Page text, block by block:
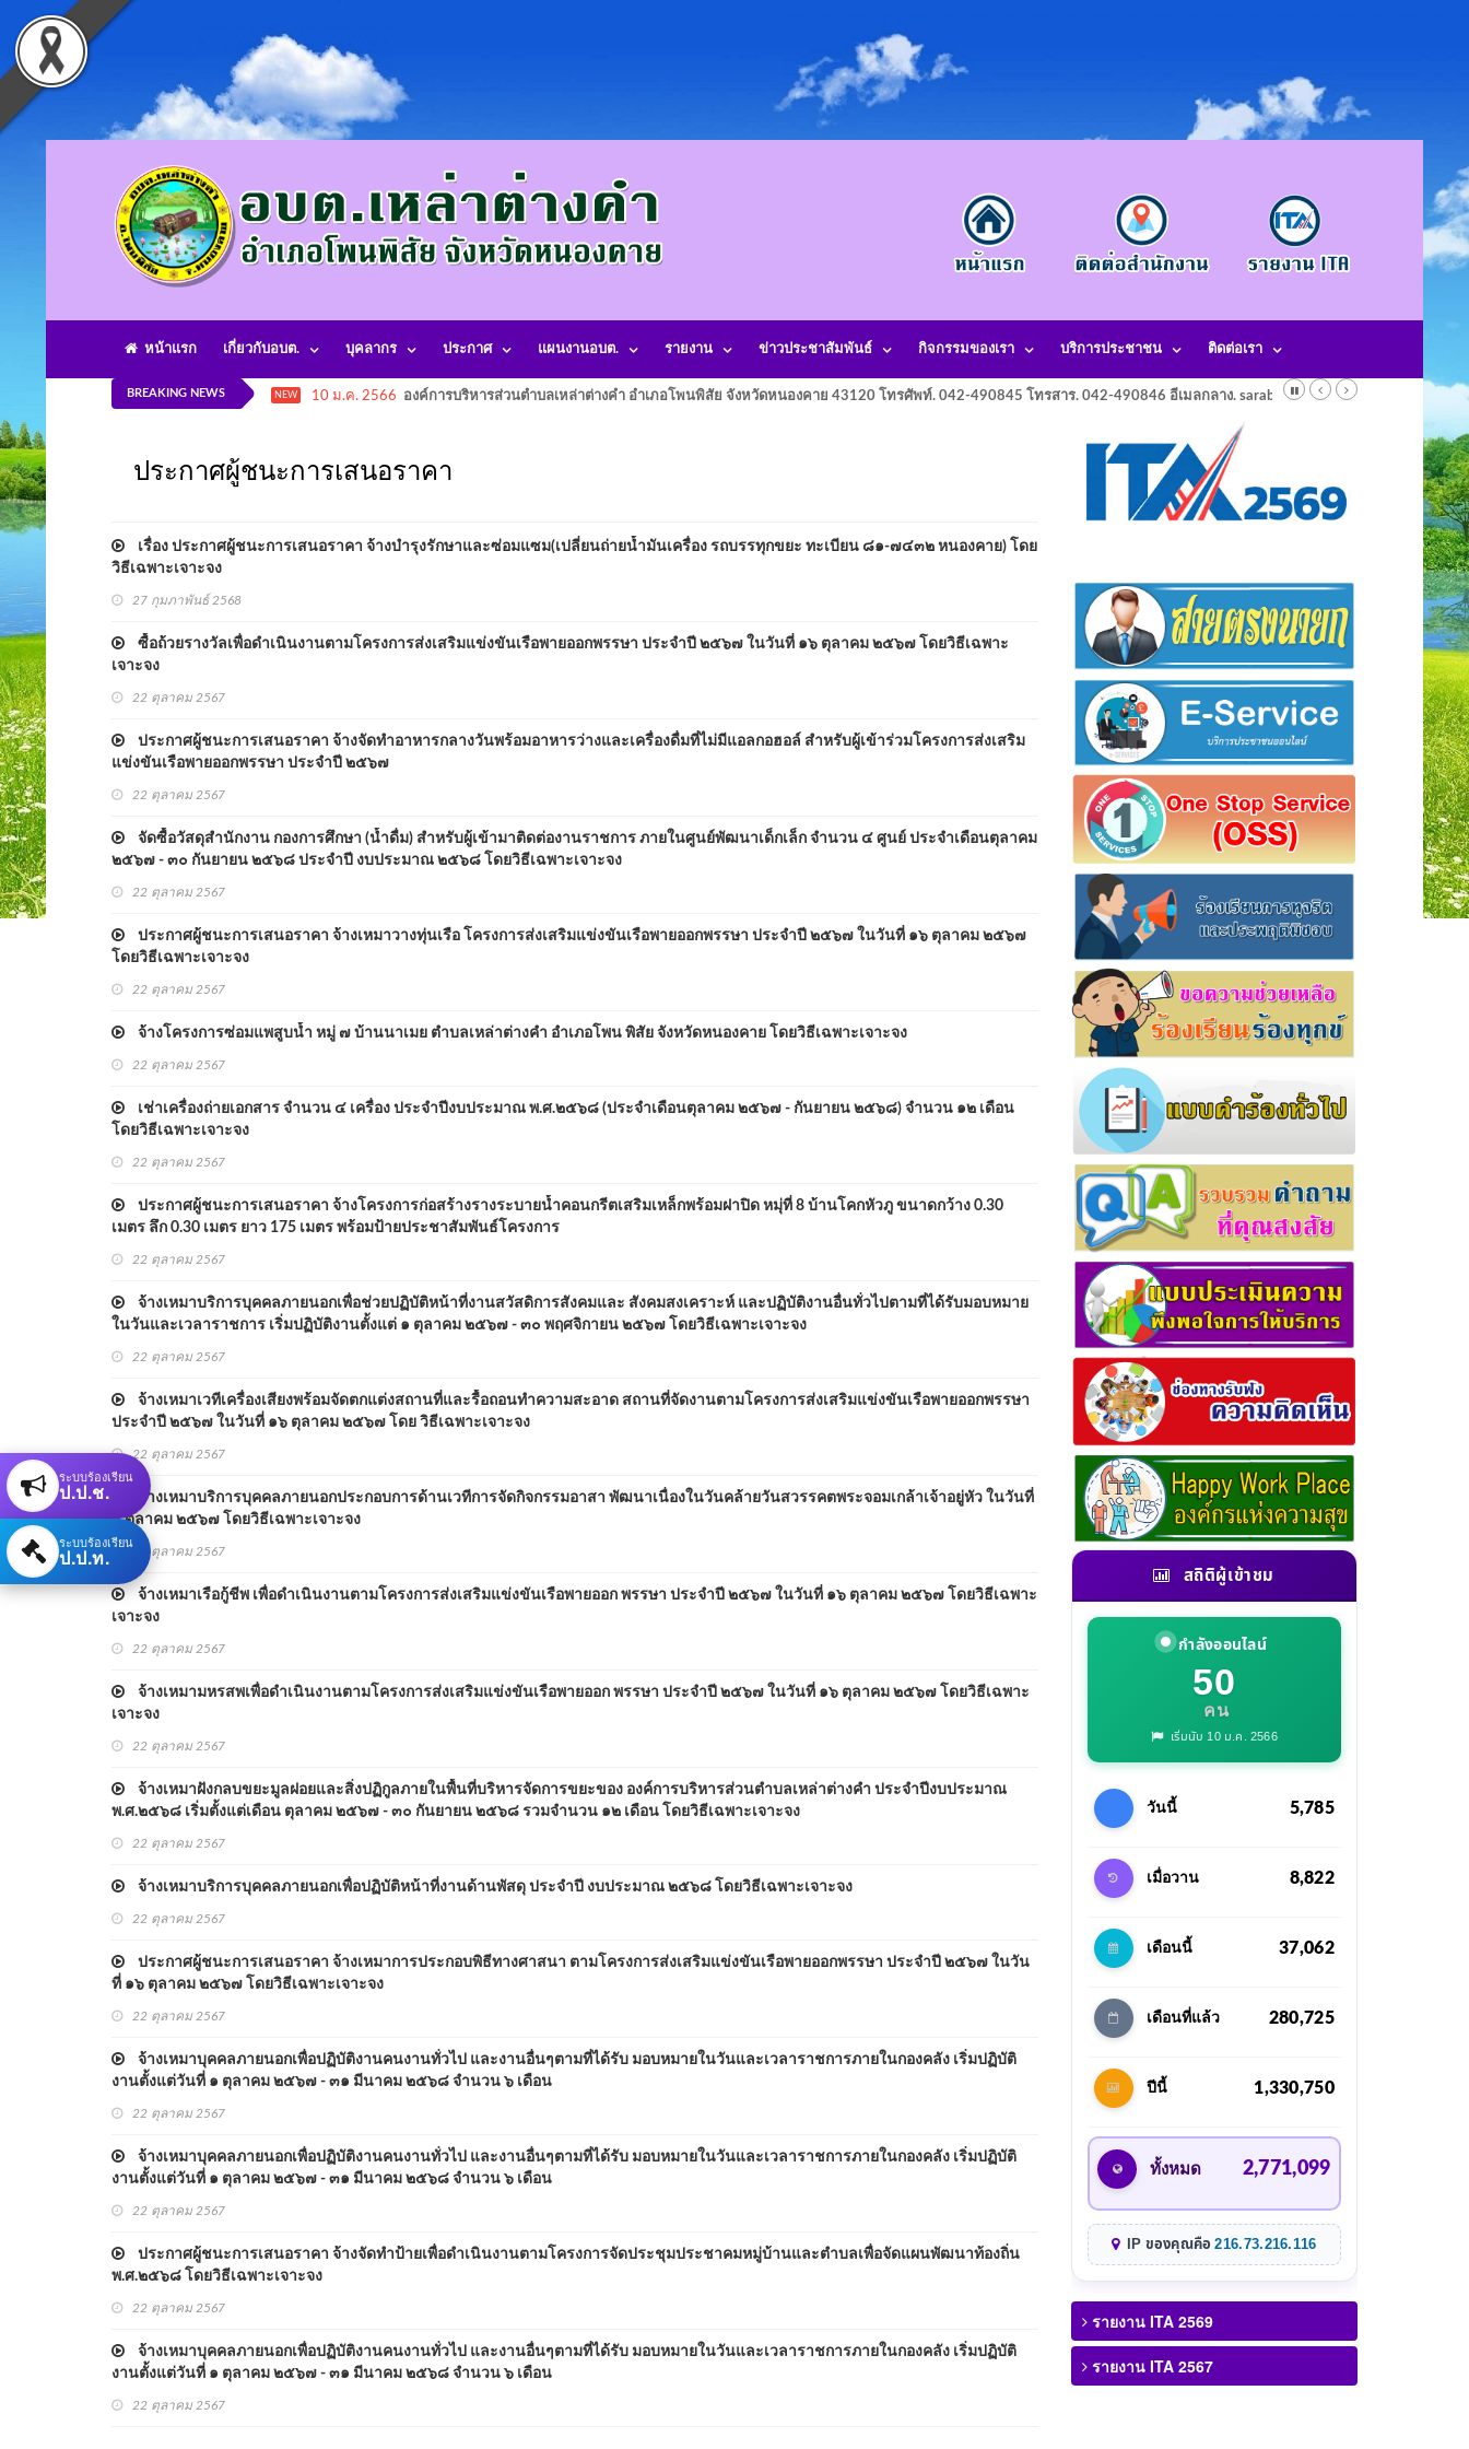
หน้าแรก เกี่ยวกับอบต. บุคลากร ประกาศ แผนงานอบต. รายงาน ข่าวประชาสัมพันธ์ กิจกรรมของเรา บริการประชาชน ติดต่อเรา
BREAKING NEWS NEW 10 ม.ค. 2566 องค์การบริหารส่วนตำบลเหล่าต่างคำ อำเภอโพนพิสัย จังหวัดหนองคาย 43120 โทรศัพท์. 042-490845 โทรสาร. 042-490846 อีเมลกลาง. saraban@laotangkham.go.th
ประกาศผู้ชนะการเสนอราคา
เรื่อง ประกาศผู้ชนะการเสนอราคา จ้างบำรุงรักษาและซ่อมแซม(เปลี่ยนถ่ายน้ำมันเครื่อง รถบรรทุกขยะ ทะเบียน ๘๑-๗๔๓๒ หนองคาย) โดย
วิธีเฉพาะเจาะจง
27 กุมภาพันธ์ 2568
ซื้อถ้วยรางวัลเพื่อดำเนินงานตามโครงการส่งเสริมแข่งขันเรือพายออกพรรษา ประจำปี ๒๕๖๗ ในวันที่ ๑๖ ตุลาคม ๒๕๖๗ โดยวิธีเฉพาะ
เจาะจง
22 ตุลาคม 2567
ประกาศผู้ชนะการเสนอราคา จ้างจัดทำอาหารกลางวันพร้อมอาหารว่างและเครื่องดื่มที่ไม่มีแอลกอฮอล์ สำหรับผู้เข้าร่วมโครงการส่งเสริม
แข่งขันเรือพายออกพรรษา ประจำปี ๒๕๖๗
22 ตุลาคม 2567
จัดซื้อวัสดุสำนักงาน กองการศึกษา (น้ำดื่ม) สำหรับผู้เข้ามาติดต่องานราชการ ภายในศูนย์พัฒนาเด็กเล็ก จำนวน ๔ ศูนย์ ประจำเดือนตุลาคม
๒๕๖๗ - ๓๐ กันยายน ๒๕๖๘ ประจำปี งบประมาณ ๒๕๖๘ โดยวิธีเฉพาะเจาะจง
22 ตุลาคม 2567
ประกาศผู้ชนะการเสนอราคา จ้างเหมาวางทุ่นเรือ โครงการส่งเสริมแข่งขันเรือพายออกพรรษา ประจำปี ๒๕๖๗ ในวันที่ ๑๖ ตุลาคม ๒๕๖๗
โดยวิธีเฉพาะเจาะจง
22 ตุลาคม 2567
จ้างโครงการซ่อมแพสูบน้ำ หมู่ ๗ บ้านนาเมย ตำบลเหล่าต่างคำ อำเภอโพน พิสัย จังหวัดหนองคาย โดยวิธีเฉพาะเจาะจง
22 ตุลาคม 2567
เช่าเครื่องถ่ายเอกสาร จำนวน ๔ เครื่อง ประจำปีงบประมาณ พ.ศ.๒๕๖๘ (ประจำเดือนตุลาคม ๒๕๖๗ - กันยายน ๒๕๖๘) จำนวน ๑๒ เดือน
โดยวิธีเฉพาะเจาะจง
22 ตุลาคม 2567
ประกาศผู้ชนะการเสนอราคา จ้างโครงการก่อสร้างรางระบายน้ำคอนกรีตเสริมเหล็กพร้อมฝาปิด หมุ่ที่ 8 บ้านโคกหัวภู ขนาดกว้าง 0.30
เมตร ลึก 0.30 เมตร ยาว 175 เมตร พร้อมป้ายประชาสัมพันธ์โครงการ
22 ตุลาคม 2567
จ้างเหมาบริการบุคคลภายนอกเพื่อช่วยปฏิบัติหน้าที่งานสวัสดิการสังคมและ สังคมสงเคราะห์ และปฏิบัติงานอื่นทั่วไปตามที่ได้รับมอบหมาย
ในวันและเวลาราชการ เริ่มปฏิบัติงานตั้งแต่ ๑ ตุลาคม ๒๕๖๗ - ๓๐ พฤศจิกายน ๒๕๖๗ โดยวิธีเฉพาะเจาะจง
22 ตุลาคม 2567
จ้างเหมาเวทีเครื่องเสียงพร้อมจัดตกแต่งสถานที่และรื้อถอนทำความสะอาด สถานที่จัดงานตามโครงการส่งเสริมแข่งขันเรือพายออกพรรษา
ประจำปี ๒๕๖๗ ในวันที่ ๑๖ ตุลาคม ๒๕๖๗ โดย วิธีเฉพาะเจาะจง
22 ตุลาคม 2567
จ้างเหมาบริการบุคคลภายนอกประกอบการด้านเวทีการจัดกิจกรรมอาสา พัฒนาเนื่องในวันคล้ายวันสวรรคตพระจอมเกล้าเจ้าอยู่หัว ในวันที่
๑ ตุลาคม ๒๕๖๗ โดยวิธีเฉพาะเจาะจง
22 ตุลาคม 2567
จ้างเหมาเรือกู้ชีพ เพื่อดำเนินงานตามโครงการส่งเสริมแข่งขันเรือพายออก พรรษา ประจำปี ๒๕๖๗ ในวันที่ ๑๖ ตุลาคม ๒๕๖๗ โดยวิธีเฉพาะ
เจาะจง
22 ตุลาคม 2567
จ้างเหมามหรสพเพื่อดำเนินงานตามโครงการส่งเสริมแข่งขันเรือพายออก พรรษา ประจำปี ๒๕๖๗ ในวันที่ ๑๖ ตุลาคม ๒๕๖๗ โดยวิธีเฉพาะ
เจาะจง
22 ตุลาคม 2567
จ้างเหมาฝังกลบขยะมูลฝอยและสิ่งปฏิกูลภายในพื้นที่บริหารจัดการขยะของ องค์การบริหารส่วนตำบลเหล่าต่างคำ ประจำปีงบประมาณ
พ.ศ.๒๕๖๘ เริ่มตั้งแต่เดือน ตุลาคม ๒๕๖๗ - ๓๐ กันยายน ๒๕๖๘ รวมจำนวน ๑๒ เดือน โดยวิธีเฉพาะเจาะจง
22 ตุลาคม 2567
จ้างเหมาบริการบุคคลภายนอกเพื่อปฏิบัติหน้าที่งานด้านพัสดุ ประจำปี งบประมาณ ๒๕๖๘ โดยวิธีเฉพาะเจาะจง
22 ตุลาคม 2567
ประกาศผู้ชนะการเสนอราคา จ้างเหมาการประกอบพิธีทางศาสนา ตามโครงการส่งเสริมแข่งขันเรือพายออกพรรษา ประจำปี ๒๕๖๗ ในวัน
ที่ ๑๖ ตุลาคม ๒๕๖๗ โดยวิธีเฉพาะเจาะจง
22 ตุลาคม 2567
จ้างเหมาบุคคลภายนอกเพื่อปฏิบัติงานคนงานทั่วไป และงานอื่นๆตามที่ได้รับ มอบหมายในวันและเวลาราชการภายในกองคลัง เริ่มปฏิบัติ
งานตั้งแต่วันที่ ๑ ตุลาคม ๒๕๖๗ - ๓๑ มีนาคม ๒๕๖๘ จำนวน ๖ เดือน
22 ตุลาคม 2567
จ้างเหมาบุคคลภายนอกเพื่อปฏิบัติงานคนงานทั่วไป และงานอื่นๆตามที่ได้รับ มอบหมายในวันและเวลาราชการภายในกองคลัง เริ่มปฏิบัติ
งานตั้งแต่วันที่ ๑ ตุลาคม ๒๕๖๗ - ๓๑ มีนาคม ๒๕๖๘ จำนวน ๖ เดือน
22 ตุลาคม 2567
ประกาศผู้ชนะการเสนอราคา จ้างจัดทำป้ายเพื่อดำเนินงานตามโครงการจัดประชุมประชาคมหมู่บ้านและตำบลเพื่อจัดแผนพัฒนาท้องถิ่น
พ.ศ.๒๕๖๘ โดยวิธีเฉพาะเจาะจง
22 ตุลาคม 2567
จ้างเหมาบุคคลภายนอกเพื่อปฏิบัติงานคนงานทั่วไป และงานอื่นๆตามที่ได้รับ มอบหมายในวันและเวลาราชการภายในกองคลัง เริ่มปฏิบัติ
งานตั้งแต่วันที่ ๑ ตุลาคม ๒๕๖๗ - ๓๑ มีนาคม ๒๕๖๘ จำนวน ๖ เดือน
22 ตุลาคม 2567
สถิติผู้เข้าชม
กำลังออนไลน์
50
คน
เริ่มนับ 10 ม.ค. 2566
วันนี้ 5,785
เมื่อวาน 8,822
เดือนนี้ 37,062
เดือนที่แล้ว 280,725
ปีนี้ 1,330,750
ทั้งหมด 2,771,099
IP ของคุณคือ216.73.216.116
รายงาน ITA 2569
รายงาน ITA 2567
ระบบร้องเรียน
ป.ป.ช.
ระบบร้องเรียน
ป.ป.ท.